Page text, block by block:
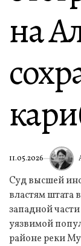
на
11.05.2026
Суд высшей
властям штата
западной
уязвимой
районе реки